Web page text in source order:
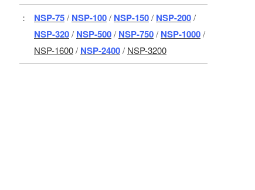
： NSP-75/ NSP-100/ NSP-150/ NSP-200/
NSP-320/ NSP-500/ NSP-750/ NSP-1000/
NSP-1600/ NSP-2400/ NSP-3200